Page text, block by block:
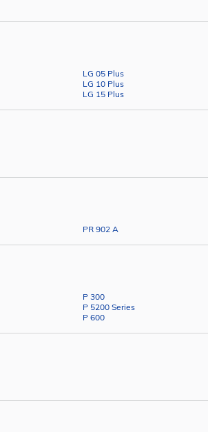
LG 05 Plus
LG 10 Plus
LG 15 Plus
PR 902 A
P 300
P 5200 Series
P 600